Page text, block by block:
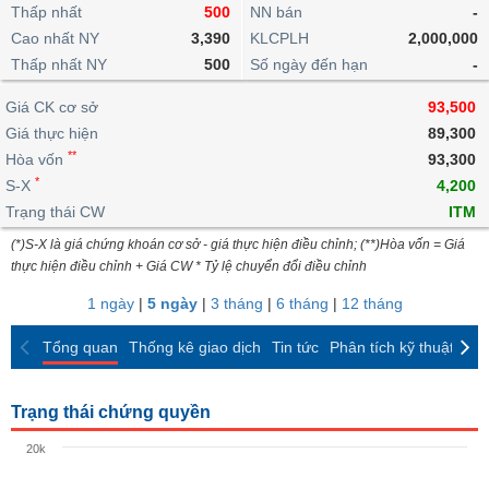
lỗ
dịch
nội
Niên
giám
Tài
liệu
cổ
Định
giá
ngoài
doanh
Top
cổ
phiếu
ngành
giao
dịch
dịch
Chứng
quyền
quan
Thống
giao
dịch
Thống
giao
dịch
Tin
tức
Phân
tích
kỹ
thuật
trực
tuyến
Bộ
lọc
cổ
So
sánh
Báo
cáo
Vĩ
mô
lai
Chứng
quyền
Trái
phiếu
IR
Awards
tạo
Dịch
vụ
Thấp nhất
500
Cao nhất NY
3,390
Thấp nhất NY
500
NN bán
-
KLCPLH
2,000,000
Số ngày đến hạn
-
Giá CK cơ sở
93,500
Giá thực hiện
89,300
Hòa vốn **
93,300
S-X *
4,200
Trạng thái CW
ITM
(*)S-X là giá chứng khoán cơ sở - giá thực hiện điều chỉnh; (**)Hòa vốn = Giá
thực hiện điều chỉnh + Giá CW * Tỷ lệ chuyển đổi điều chỉnh
1 ngày| 5 ngày| 3 tháng | 6 tháng | 12 tháng
Tổng quan Thống kê giao dịch Tin tức Phân tích kỹ thuật
Trạng thái chứng quyền
20k
BẤT
ĐỘNG
SẢN
TÀI
CHÍNH
HÀNG
KINH